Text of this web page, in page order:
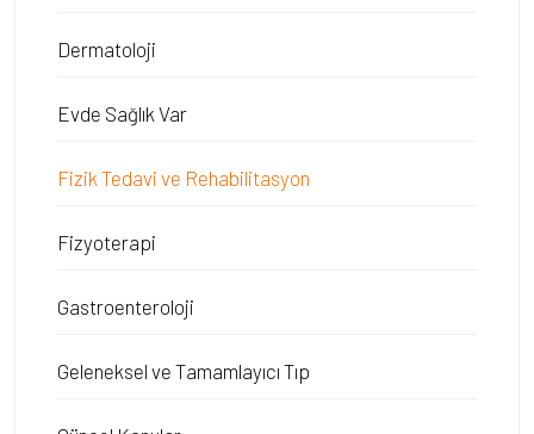
Dermatoloji
Evde Sağlık Var
Fizik Tedavi ve Rehabilitasyon
Fizyoterapi
Gastroenteroloji
Geleneksel ve Tamamlayıcı Tıp